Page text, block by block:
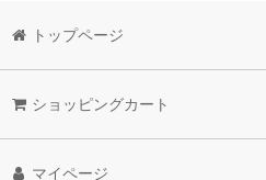
トップページ
ショッピングカート
マイページ